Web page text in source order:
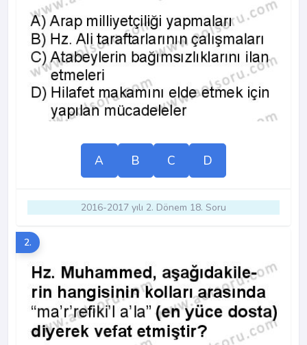
A B C D
2016-2017 yılı 2. Dönem 18. Soru
2.